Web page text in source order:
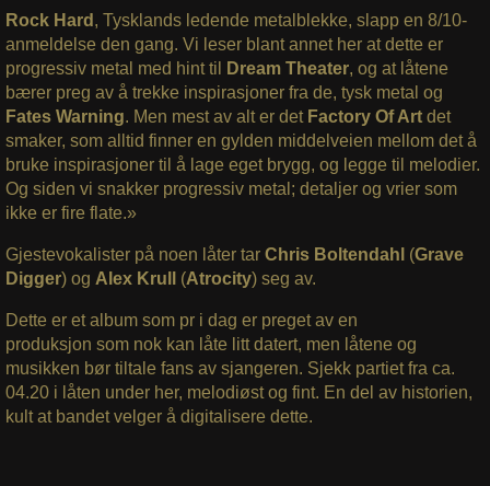
Rock Hard , Tysklands ledende metalblekke, slapp en 8/10-
anmeldelse den gang. Vi leser blant annet her at dette er
progressiv metal med hint til
Dream Theater, og at låtene
bærer preg av å trekke inspirasjoner fra de, tysk metal og
Fates Warning. Men mest av alt er det Factory Of Artdet
smaker, som alltid finner en gylden middelveien mellom det å
bruke inspirasjoner til å lage eget brygg, og legge til melodier.
Og siden vi snakker progressiv metal; detaljer og vrier som
ikke er fire flate.»
Gjestevokalister på noen låter tar Chris Boltendahl (Grave
Digger) og Alex Krull (Atrocity) seg av.
Dette er et album som pr i dag er preget av en
produksjon som nok kan låte litt datert, men låtene og
musikken bør tiltale fans av sjangeren. Sjekk partiet fra ca.
04.20 i låten under her, melodiøst og fint. En del av historien,
kult at bandet velger å digitalisere dette.